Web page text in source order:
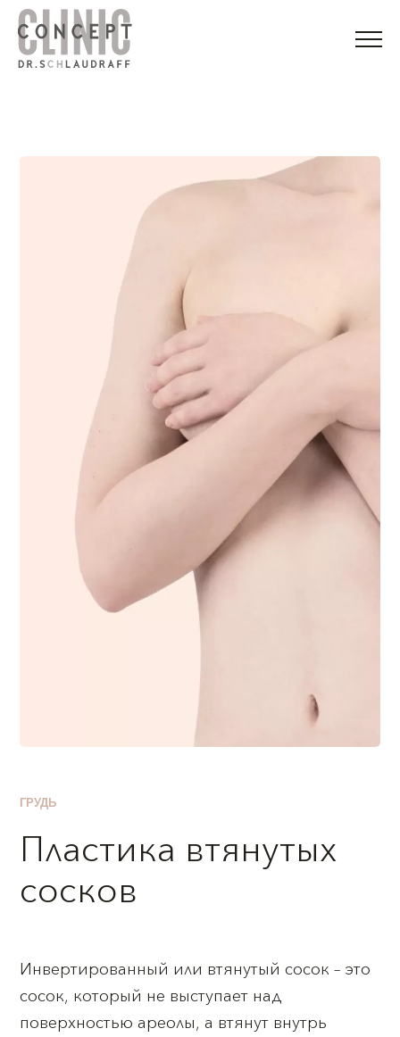
ГРУДЬ
Пластика втянутых
сосков
Инвертированный или втянутый сосок – это
сосок, который не выступает над
поверхностью ареолы, а втянут внутрь